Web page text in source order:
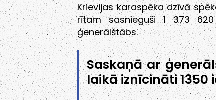
Krievijas karaspēka dzīvā
rītam sasnieguši 1 373
ģenerālštābs.
Saskaņā ar
laikā iznīcināti 1350